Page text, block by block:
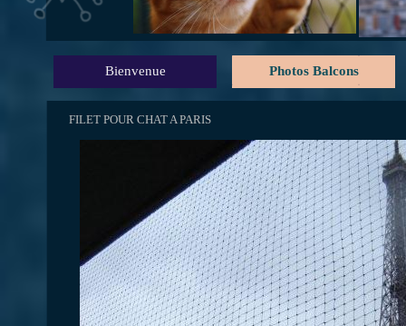
Bienvenue Photos Balcons
FILET POUR CHAT A PARIS